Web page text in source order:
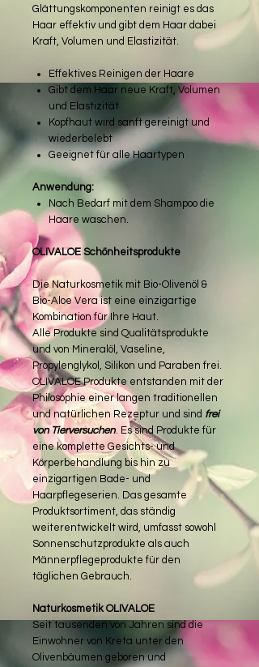
Glättungskomponenten reinigt es das
Haar effektiv und gibt dem Haar dabei
Kraft, Volumen und Elastizität.
Effektives Reinigen der Haare
Gibt dem Haar neue Kraft, Volumen
und Elastizität
Kopfhaut wird sanft gereinigt und
wiederbelebt
Geeignet für alle Haartypen
Anwendung:
Nach Bedarf mit dem Shampoo die
Haare waschen.
OLIVALOE Schönheitsprodukte
Die Naturkosmetik mit Bio-Olivenöl &
Bio-Aloe Vera ist eine einzigartige
Kombination für Ihre Haut.
Alle Produkte sind Qualitätsprodukte
und von Mineralöl, Vaseline,
Propylenglykol, Silikon und Paraben frei.
OLIVALOE Produkte entstanden mit der
Philosophie einer langen traditionellen
und natürlichen Rezeptur und sind frei
von Tierversuchen. Es sind Produkte für
eine komplette Gesichts- und
Körperbehandlung bis hin zu
einzigartigen Bade- und
Haarpflegeserien. Das gesamte
Produktsortiment, das ständig
weiterentwickelt wird, umfasst sowohl
Sonnenschutzprodukte als auch
Männerpflegeprodukte für den
täglichen Gebrauch.
Naturkosmetik OLIVALOE
Seit tausenden von Jahren sind die
Einwohner von Kreta unter den
Olivenbäumen geboren und